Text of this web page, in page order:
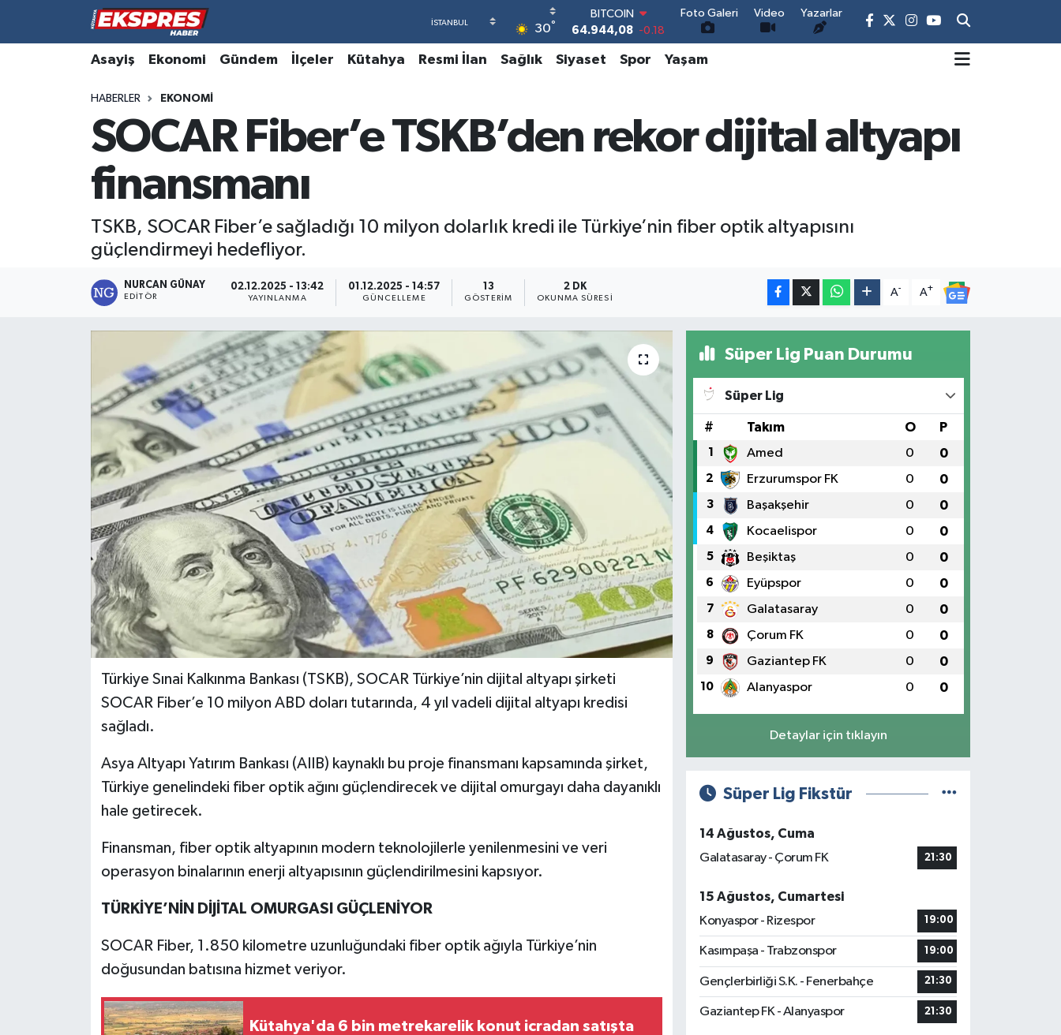
30°
DOLAR
47,7436
0.18
EURO
55,2510 0.32
6660.55
0.03
BİST100
Foto Galeri Video Yazarlar
Asayiş Ekonomi Gündem İlçeler Kütahya Resmi İlan Sağlık Siyaset Spor Yaşam
HABERLER EKONOMI
SOCAR Fiber’e TSKB’den rekor dijital altyapı
finansmanı
TSKB, SOCAR Fiber’e sağladığı 10 milyon dolarlık kredi ile Türkiye’nin fiber optik altyapısını
güçlendirmeyi hedefliyor.
NURCAN GÜNAY
EDITÖR
02.12.2025 - 13:42
YAYINLANMA
01.12.2025 - 14:57
GÜNCELLEME
13
GÖSTERIM
2 DK
OKUNMA SÜRESI
A- A+
Türkiye Sınai Kalkınma Bankası (TSKB), SOCAR Türkiye’nin dijital altyapı şirketi
SOCAR Fiber’e 10 milyon ABD doları tutarında, 4 yıl vadeli dijital altyapı kredisi
sağladı.
Asya Altyapı Yatırım Bankası (AIIB) kaynaklı bu proje finansmanı kapsamında şirket,
Türkiye genelindeki fiber optik ağını güçlendirecek ve dijital omurgayı daha dayanıklı
hale getirecek.
Finansman, fiber optik altyapının modern teknolojilerle yenilenmesini ve veri
operasyon binalarının enerji altyapısının güçlendirilmesini kapsıyor.
TÜRKİYE’NİN DİJİTAL OMURGASI GÜÇLENİYOR
SOCAR Fiber, 1.850 kilometre uzunluğundaki fiber optik ağıyla Türkiye’nin
doğusundan batısına hizmet veriyor.
Kütahya'da 6 bin metrekarelik konut icradan satışta
Süper Lig Puan Durumu
Süper Lig
# Takım O P
1 Amed 0 0
2 Erzurumspor FK 0 0
3 Başakşehir 0 0
4 Kocaelispor 0 0
5 Beşiktaş 0 0
6 Eyüpspor 0 0
7 Galatasaray 0 0
8 Çorum FK 0 0
9 Gaziantep FK 0 0
10 Alanyaspor 0 0
Detaylar için tıklayın
Süper Lig Fikstür
14 Ağustos, Cuma
Galatasaray - Çorum FK
21:30
15 Ağustos, Cumartesi
Konyaspor - Rizespor
19:00
Kasımpaşa - Trabzonspor 19:00
Gençlerbirliği S.K. - Fenerbahçe 21:30
Gaziantep FK - Alanyaspor 21:30
Altıntaş
Aslanapa
Biyografiler
Çavdarhisar
Domaniç
Ekonomi
Foto Galeri
Köşe Yazıları
Otomobil
Hava Durumu
Trafik Durumu
Süper Lig Puan Durumu ve Fikstür
Tüm Manşetler
Son Dakika Haberleri
Haber Arşivi